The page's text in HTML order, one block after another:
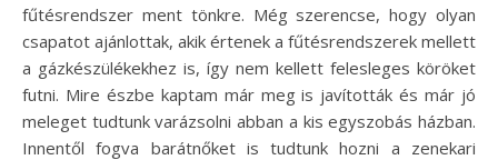
fűtésrendszer ment tönkre. Még szerencse, hogy olyan
csapatot ajánlottak, akik értenek a fűtésrendszerek mellett
a gázkészülékekhez is, így nem kellett felesleges köröket
futni. Mire észbe kaptam már meg is javították és már jó
meleget tudtunk varázsolni abban a kis egyszobás házban.
Innentől fogva barátnőket is tudtunk hozni a zenekari